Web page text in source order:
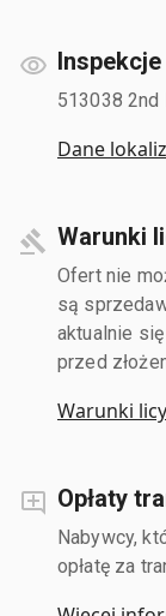
Inspekcje
513038 2nd
Dane
Warunki
Ofert nie
są
aktualnie
przed
Warunki
Opłaty
Nabywcy,
opłatę za